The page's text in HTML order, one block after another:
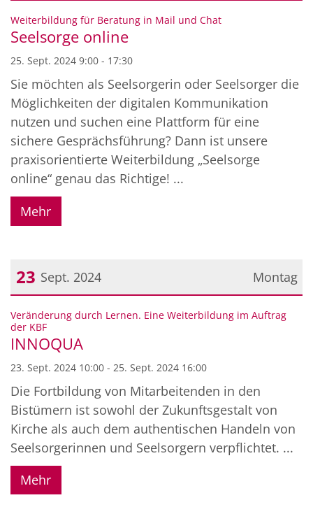
Datum: 25. September 2024
Weiterbildung für Beratung in Mail und Chat:
Seelsorge online
25. Sept. 2024 9:00 - 17:30
Sie möchten als Seelsorgerin oder Seelsorger die
Möglichkeiten der digitalen Kommunikation
nutzen und suchen eine Plattform für eine
sichere Gesprächsführung? Dann ist unsere
praxisorientierte Weiterbildung „Seelsorge
online“ genau das Richtige! ...
Mehr
Montag
23 Sept. 2024
Datum: 23. September 2024
Veränderung durch Lernen. Eine Weiterbildung im Auftrag
der KBF:
INNOQUA
23. Sept. 2024 10:00 - 25. Sept. 2024 16:00
Die Fortbildung von Mitarbeitenden in den
Bistümern ist sowohl der Zukunftsgestalt von
Kirche als auch dem authentischen Handeln von
Seelsorgerinnen und Seelsorgern verpflichtet. ...
Mehr